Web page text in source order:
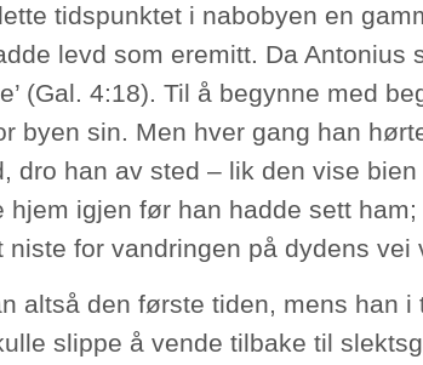
tidspunktet i nabobyen en
levd som eremitt. Da Antonius
(Gal. 4:18). Til å begynne med
byen sin. Men hver gang han
dro han av sted – lik den vise
hjem igjen før han hadde sett
niste for vandringen på dydens vei
altså den første tiden, mens han i
slippe å vende tilbake til